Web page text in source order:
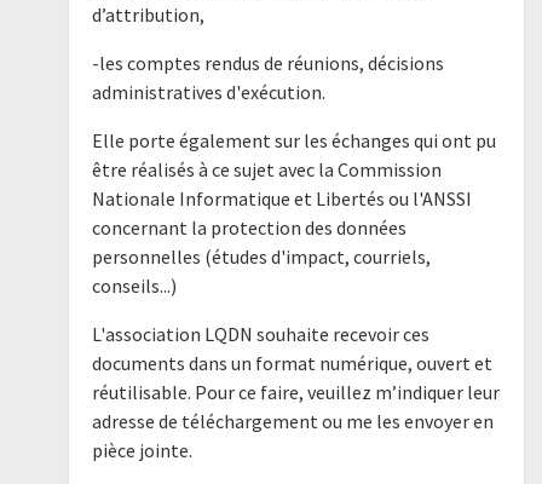
d’attribution,
-les comptes rendus de réunions, décisions
administratives d'exécution.
Elle porte également sur les échanges qui ont pu
être réalisés à ce sujet avec la Commission
Nationale Informatique et Libertés ou l'ANSSI
concernant la protection des données
personnelles (études d'impact, courriels,
conseils...)
L'association LQDN souhaite recevoir ces
documents dans un format numérique, ouvert et
réutilisable. Pour ce faire, veuillez m’indiquer leur
adresse de téléchargement ou me les envoyer en
pièce jointe.